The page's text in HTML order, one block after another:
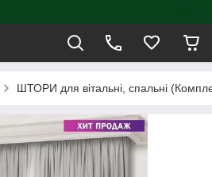
ШТОРИ для вітальні, спальні